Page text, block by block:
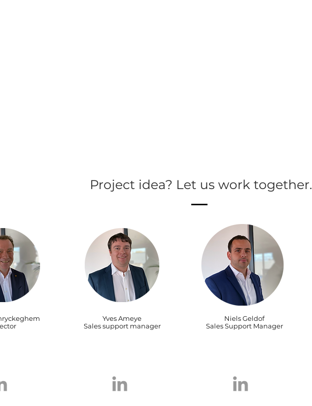
Project idea? Let us work together.
Yves Ameye
Sales support manager
Niels Geldof
Sales Support Manager